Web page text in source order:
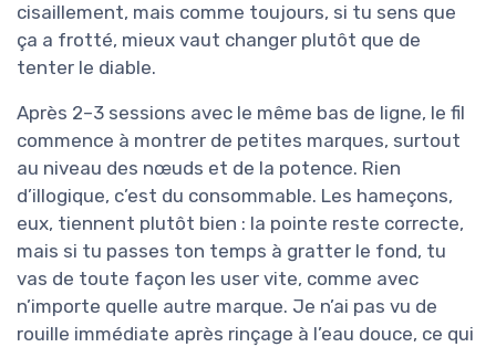
cisaillement, mais comme toujours, si tu sens que
ça a frotté, mieux vaut changer plutôt que de
tenter le diable.
Après 2–3 sessions avec le même bas de ligne, le fil
commence à montrer de petites marques, surtout
au niveau des nœuds et de la potence. Rien
d’illogique, c’est du consommable. Les hameçons,
eux, tiennent plutôt bien : la pointe reste correcte,
mais si tu passes ton temps à gratter le fond, tu
vas de toute façon les user vite, comme avec
n’importe quelle autre marque. Je n’ai pas vu de
rouille immédiate après rinçage à l’eau douce, ce qui